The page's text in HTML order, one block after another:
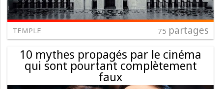
TEMPLE 75 partages
10 mythes propagés par le cinéma
qui sont pourtant complètement
faux